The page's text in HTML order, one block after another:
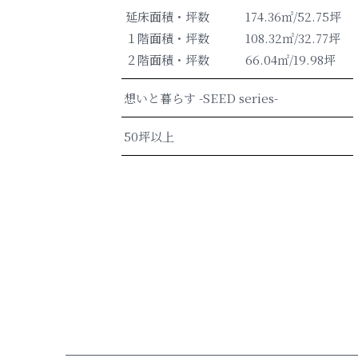
延床面積・坪数
174.36㎡/52.75坪
１階面積・坪数
108.32㎡/32.77坪
２階面積・坪数
66.04㎡/19.98坪
想いと暮らす -SEED series-
50坪以上